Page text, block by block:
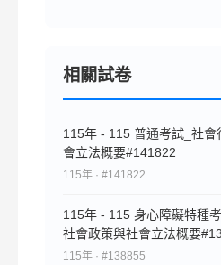
相關試卷
115年 - 115 普通考試_社會
會立法概要#141822
115年 · #141822
115年 - 115 身心障礙特種
社會政策與社會立法概要
115年 · #138855